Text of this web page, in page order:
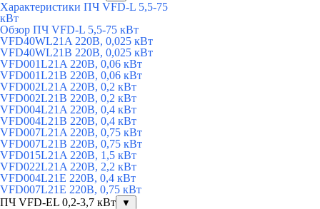
Характеристики ПЧ VFD-L 5,5-75
кВт
Обзор ПЧ VFD-L 5,5-75 кВт
VFD40WL21A 220В, 0,025 кВт
VFD40WL21B 220В, 0,025 кВт
VFD001L21A 220В, 0,06 кВт
VFD001L21B 220В, 0,06 кВт
VFD002L21A 220В, 0,2 кВт
VFD002L21B 220В, 0,2 кВт
VFD004L21A 220В, 0,4 кВт
VFD004L21B 220В, 0,4 кВт
VFD007L21A 220В, 0,75 кВт
VFD007L21B 220В, 0,75 кВт
VFD015L21A 220В, 1,5 кВт
VFD022L21A 220В, 2,2 кВт
VFD004L21E 220В, 0,4 кВт
VFD007L21E 220В, 0,75 кВт
ПЧ VFD-EL 0,2-3,7 кВт
▼